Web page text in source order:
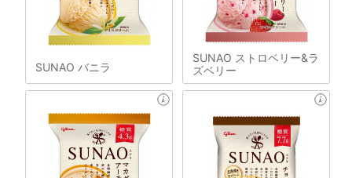
SUNAO バニラ
SUNAO ストロベリー&ラ
ズベリー